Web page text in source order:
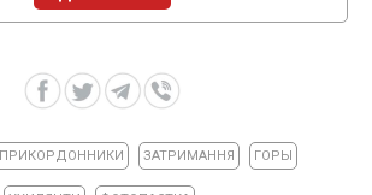
ПРИКОРДОННИКИ ЗАТРИМАННЯ ГОРЫ